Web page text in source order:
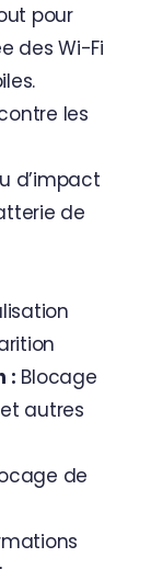
pour
des Wi-Fi
les
d’impact
de
: Blocage
autres
de